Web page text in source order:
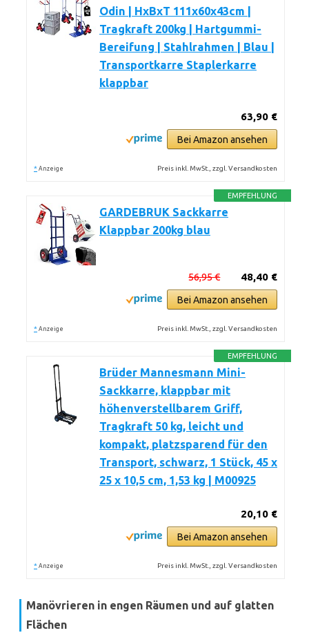
Odin | HxBxT 111x60x43cm |
Tragkraft 200kg | Hartgummi-
Bereifung | Stahlrahmen | Blau |
Transportkarre Staplerkarre
klappbar
63,90 €
Bei Amazon ansehen
* Anzeige Preis inkl. MwSt., zzgl. Versandkosten
EMPFEHLUNG
GARDEBRUK Sackkarre
Klappbar 200kg blau
48,40 €
56,95 €
Bei Amazon ansehen
* Anzeige Preis inkl. MwSt., zzgl. Versandkosten
EMPFEHLUNG
Brüder Mannesmann Mini-
Sackkarre, klappbar mit
höhenverstellbarem Griff,
Tragkraft 50 kg, leicht und
kompakt, platzsparend für den
Transport, schwarz, 1 Stück, 45 x
25 x 10,5 cm, 1,53 kg | M00925
20,10 €
Bei Amazon ansehen
* Anzeige Preis inkl. MwSt., zzgl. Versandkosten
Manövrieren in engen Räumen und auf glatten
Flächen